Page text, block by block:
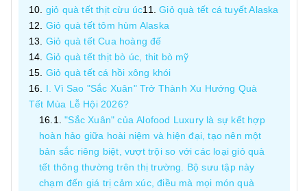
giỏ quà tết thịt cừu úc
Giỏ quà tết cá tuyết Alaska
Giỏ quà tết tôm hùm Alaska
Giỏ quà tết Cua hoàng đế
Giỏ quà tết thịt bò úc, thit bò mỹ
Giỏ quà tết cá hồi xông khói
I. Vì Sao "Sắc Xuân" Trở Thành Xu Hướng Quà
Tết Mùa Lễ Hội 2026?
"Sắc Xuân" của Alofood Luxury là sự kết hợp
hoàn hảo giữa hoài niệm và hiện đại, tạo nên một
bản sắc riêng biệt, vượt trội so với các loại giỏ quà
tết thông thường trên thị trường. Bộ sưu tập này
chạm đến giá trị cảm xúc, điều mà mọi món quà